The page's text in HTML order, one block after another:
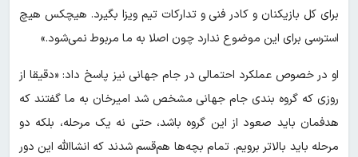
برای کل بازیکنان و کادر فنی و تدارکات تیم ویزا بگیرد. هیچکس هیچ
استرسی برای این موضوع ندارد چون اصلا به ما مربوط نمی‌شود.»
او در خصوص عملکرد احتمالی در جام جهانی نیز پاسخ داد: «دقیقا از
روزی که گروه بندی جام جهانی مشخص شد امیرخان به ما گفتند که
هدفمان باید صعود از این گروه باشد، حتی نه یک مرحله، بلکه دو
مرحله باید بالاتر برویم. تمام بچه‌ها هم‌قسم شدند که انشاالله این دور